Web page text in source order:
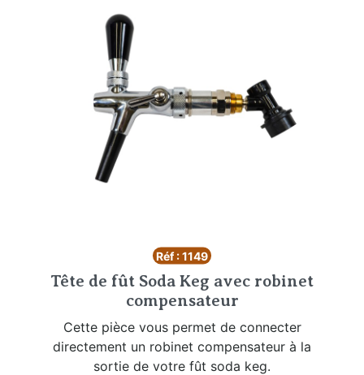
Réf : 1149
Tête de fût Soda Keg avec robinet
compensateur
Cette pièce vous permet de connecter
directement un robinet compensateur à la
sortie de votre fût soda keg.